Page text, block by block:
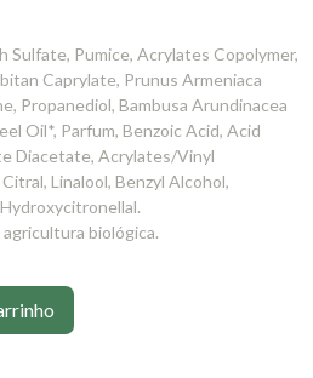
Sulfate, Pumice, Acrylates Copolymer,
Caprylate, Prunus Armeniaca
Propanediol, Bambusa Arundinacea
Oil*, Parfum, Benzoic Acid, Acid
Diacetate, Acrylates/Vinyl
Linalool, Benzyl Alcohol,
biológica.